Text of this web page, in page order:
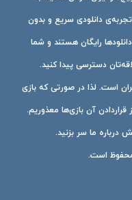
دانلودی سریع و بدون
رایگان هستند و شما
دسترسی پیدا کنید.
است. لذا در صورتی که بازی
آن بازی‌ها معذوریم.
درباره ما سر بزنید.
است.